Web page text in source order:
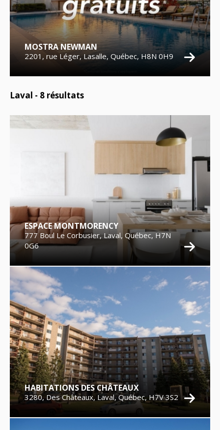
MOSTRA NEWMAN
2201, rue Léger, Lasalle, Québec, H8N 0H9
Laval - 8 résultats
ESPACE MONTMORENCY
777 Boul Le Corbusier, Laval, Québec, H7N
0G6
HABITATIONS DES CHÂTEAUX
3280, Des Châteaux, Laval, Québec, H7V 3S2